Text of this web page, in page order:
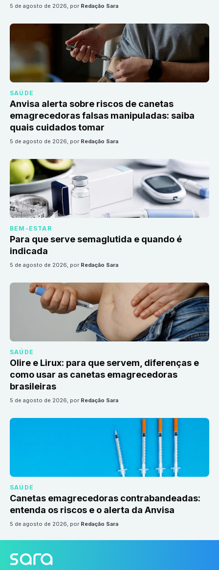
5 de agosto de 2026, por Redação Sara
SAÚDE
Anvisa alerta sobre riscos de canetas
emagrecedoras falsas manipuladas: saiba
quais cuidados tomar
5 de agosto de 2026, por Redação Sara
BEM-ESTAR
Para que serve semaglutida e quando é
indicada
5 de agosto de 2026, por Redação Sara
SAÚDE
Olire e Lirux: para que servem, diferenças e
como usar as canetas emagrecedoras
brasileiras
5 de agosto de 2026, por Redação Sara
SAÚDE
Canetas emagrecedoras contrabandeadas:
entenda os riscos e o alerta da Anvisa
5 de agosto de 2026, por Redação Sara